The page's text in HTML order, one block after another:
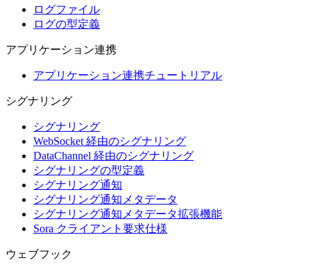
ログファイル
ログの型定義
アプリケーション連携
アプリケーション連携チュートリアル
シグナリング
シグナリング
WebSocket 経由のシグナリング
DataChannel 経由のシグナリング
シグナリングの型定義
シグナリング通知
シグナリング通知メタデータ
シグナリング通知メタデータ拡張機能
Sora クライアント要求仕様
ウェブフック